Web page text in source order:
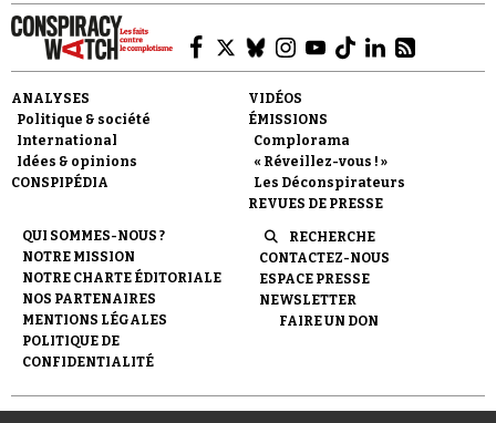
ANALYSES
Politique & société
International
Idées & opinions
CONSPIPÉDIA
VIDÉOS
ÉMISSIONS
Complorama
« Réveillez-vous ! »
Les Déconspirateurs
REVUES DE PRESSE
QUI SOMMES-NOUS ?
NOTRE MISSION
NOTRE CHARTE ÉDITORIALE
NOS PARTENAIRES
MENTIONS LÉGALES
POLITIQUE DE
CONFIDENTIALITÉ
RECHERCHE
CONTACTEZ-NOUS
ESPACE PRESSE
NEWSLETTER
FAIRE UN DON